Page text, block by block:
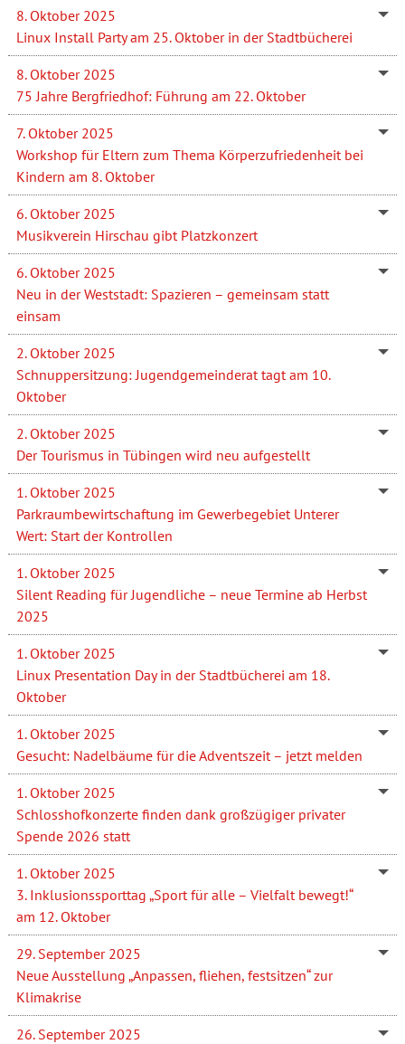
8. Oktober 2025
Linux Install Party am 25. Oktober in der Stadtbücherei
8. Oktober 2025
75 Jahre Bergfriedhof: Führung am 22. Oktober
7. Oktober 2025
Workshop für Eltern zum Thema Körperzufriedenheit bei
Kindern am 8. Oktober
6. Oktober 2025
Musikverein Hirschau gibt Platzkonzert
6. Oktober 2025
Neu in der Weststadt: Spazieren – gemeinsam statt
einsam
2. Oktober 2025
Schnuppersitzung: Jugendgemeinderat tagt am 10.
Oktober
2. Oktober 2025
Der Tourismus in Tübingen wird neu aufgestellt
1. Oktober 2025
Parkraumbewirtschaftung im Gewerbegebiet Unterer
Wert: Start der Kontrollen
1. Oktober 2025
Silent Reading für Jugendliche – neue Termine ab Herbst
2025
1. Oktober 2025
Linux Presentation Day in der Stadtbücherei am 18.
Oktober
1. Oktober 2025
Gesucht: Nadelbäume für die Adventszeit – jetzt melden
1. Oktober 2025
Schlosshofkonzerte finden dank großzügiger privater
Spende 2026 statt
1. Oktober 2025
3. Inklusionssporttag „Sport für alle – Vielfalt bewegt!“
am 12. Oktober
29. September 2025
Neue Ausstellung „Anpassen, fliehen, festsitzen“ zur
Klimakrise
26. September 2025